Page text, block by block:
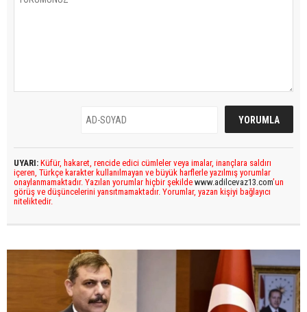
UYARI: Küfür, hakaret, rencide edici cümleler veya imalar, inançlara saldırı
içeren, Türkçe karakter kullanılmayan ve büyük harflerle yazılmış yorumlar
onaylanmamaktadır. Yazılan yorumlar hiçbir şekilde www.adilcevaz13.com’un
görüş ve düşüncelerini yansıtmamaktadır. Yorumlar, yazan kişiyi bağlayıcı
niteliktedir.